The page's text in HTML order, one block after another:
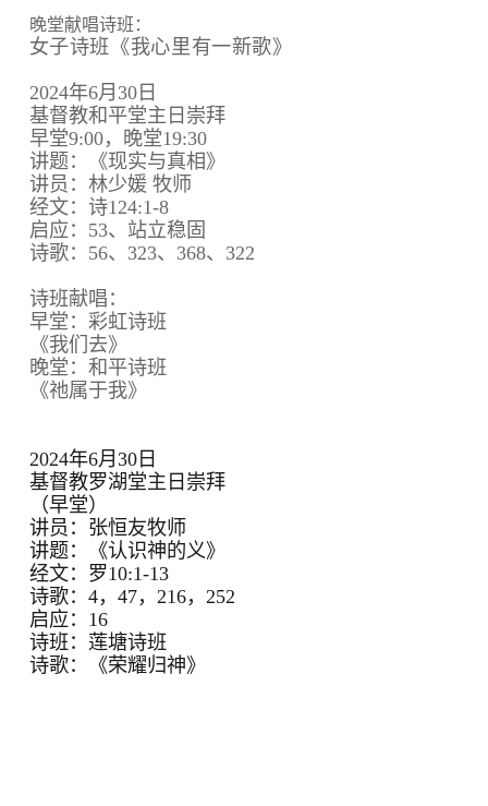
晚堂献唱诗班：
女子诗班《我心里有一新歌》
2024年6月30日
基督教和平堂主日崇拜
早堂9:00，晚堂19:30
讲题：《现实与真相》
讲员：林少媛 牧师
经文：诗124:1-8
启应：53、站立稳固
诗歌：56、323、368、322
诗班献唱：
早堂：彩虹诗班
《我们去》
晚堂：和平诗班
《祂属于我》
2024年6月30日
基督教罗湖堂主日崇拜
（早堂）
讲员：张恒友牧师
讲题：《认识神的义》
经文：罗10:1-13
诗歌：4，47，216，252
启应：16
诗班：莲塘诗班
诗歌：《荣耀归神》